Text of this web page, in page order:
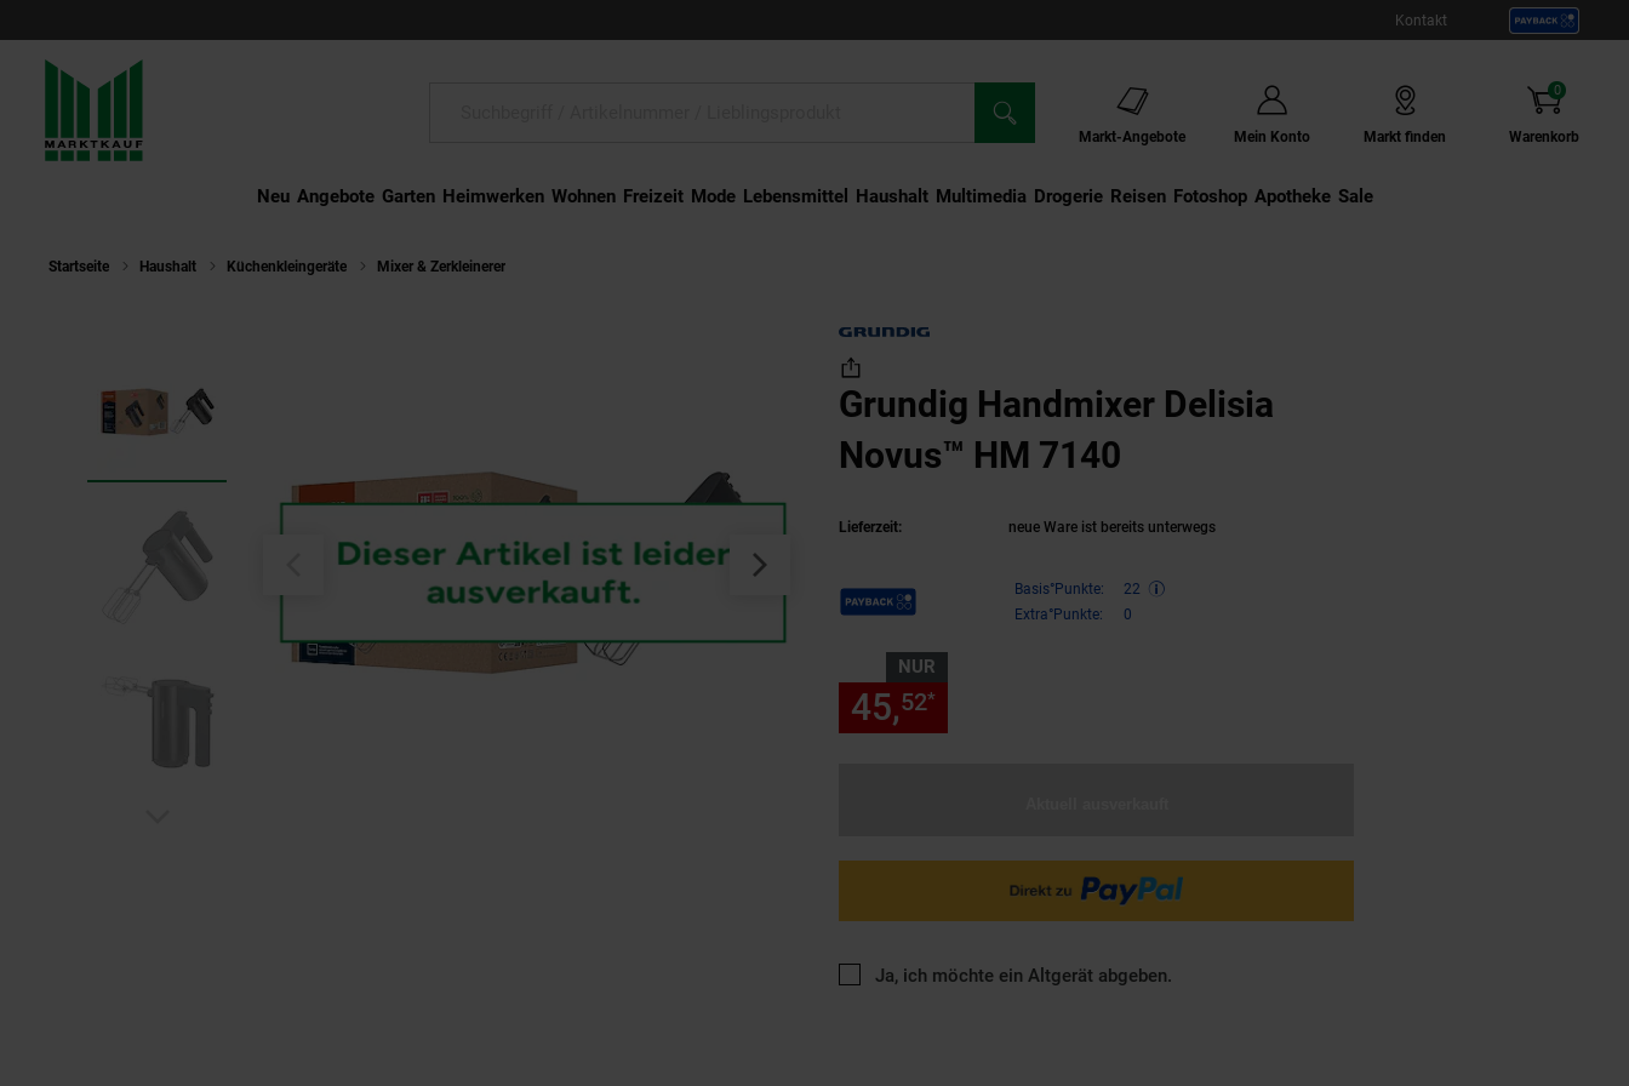
Kontakt
Markt-Angebote Mein Konto Markt finden Warenkorb
0
Artikel
Neu Angebote Garten Heimwerken Wohnen Freizeit Mode Lebensmittel Haushalt Multimedia Drogerie Externer Link:
Reisen Externer Link:
Fotoshop Externer Link:
Apotheke Sale
Startseite Haushalt Küchenkleingeräte Mixer & Zerkleinerer
Grundig Handmixer Delisia
Novus™ HM 7140
Lieferzeit: neue Ware ist bereits unterwegs
Payback Punkte Basis°Punkte:
22
Extra°Punkte:
0
NUR
45,52*
Ja, ich möchte ein Altgerät abgeben.